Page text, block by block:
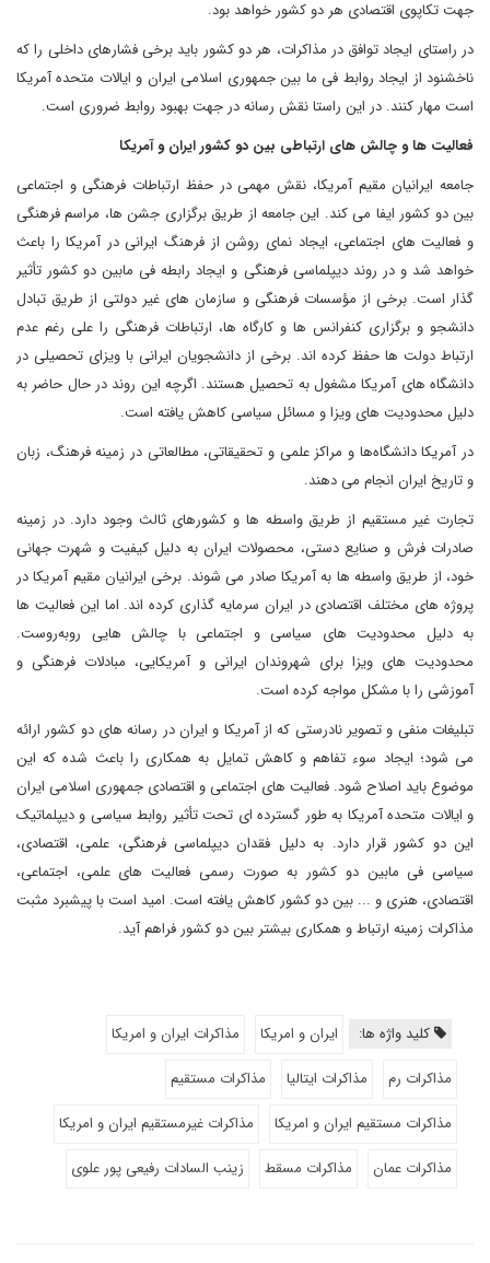
جهت تکاپوی اقتصادی هر دو کشور خواهد بود.
در راستای ایجاد توافق در مذاکرات، هر دو کشور باید برخی فشارهای داخلی را که
ناخشنود از ایجاد روابط فی ما بین جمهوری اسلامی ایران و ایالات متحده آمریکا
است مهار کنند. در این راستا نقش رسانه در جهت بهبود روابط ضروری است.
فعالیت ها و چالش های ارتباطی بین دو کشور ایران و آمریکا
جامعه ایرانیان مقیم آمریکا، نقش مهمی در حفظ ارتباطات فرهنگی و اجتماعی
بین دو کشور ایفا می کند. این جامعه از طریق برگزاری جشن ها، مراسم فرهنگی
و فعالیت های اجتماعی، ایجاد نمای روشن از فرهنگ ایرانی در آمریکا را باعث
خواهد شد و در روند دیپلماسی فرهنگی و ایجاد رابطه فی مابین دو کشور تأثیر
گذار است. برخی از مؤسسات فرهنگی و سازمان های غیر دولتی از طریق تبادل
دانشجو و برگزاری کنفرانس ها و کارگاه ها، ارتباطات فرهنگی را علی رغم عدم
ارتباط دولت ها حفظ کرده اند. برخی از دانشجویان ایرانی با ویزای تحصیلی در
دانشگاه های آمریکا مشغول به تحصیل هستند. اگرچه این روند در حال حاضر به
دلیل محدودیت های ویزا و مسائل سیاسی کاهش یافته است.
در آمریکا دانشگاه‌ها و مراکز علمی و تحقیقاتی، مطالعاتی در زمینه فرهنگ، زبان
و تاریخ ایران انجام می دهند.
تجارت غیر مستقیم از طریق واسطه ها و کشورهای ثالث وجود دارد. در زمینه
صادرات فرش و صنایع دستی، محصولات ایران به دلیل کیفیت و شهرت جهانی
خود، از طریق واسطه ها به آمریکا صادر می شوند. برخی ایرانیان مقیم آمریکا در
پروژه های مختلف اقتصادی در ایران سرمایه گذاری کرده اند. اما این فعالیت ها
به دلیل محدودیت های سیاسی و اجتماعی با چالش هایی روبه‌روست.
محدودیت های ویزا برای شهروندان ایرانی و آمریکایی، مبادلات فرهنگی و
آموزشی را با مشکل مواجه کرده است.
تبلیغات منفی و تصویر نادرستی که از آمریکا و ایران در رسانه های دو کشور ارائه
می شود؛ ایجاد سوء تفاهم و کاهش تمایل به همکاری را باعث شده که این
موضوع باید اصلاح شود. فعالیت های اجتماعی و اقتصادی جمهوری اسلامی ایران
و ایالات متحده آمریکا به طور گسترده ای تحت تأثیر روابط سیاسی و دیپلماتیک
این دو کشور قرار دارد. به دلیل فقدان دیپلماسی فرهنگی، علمی، اقتصادی،
سیاسی فی مابین دو کشور به صورت رسمی فعالیت های علمی، اجتماعی،
اقتصادی، هنری و ... بین دو کشور کاهش یافته است. امید است با پیشبرد مثبت
مذاکرات زمینه ارتباط و همکاری بیشتر بین دو کشور فراهم آید.
کلید واژه ها: ایران و امریکا
مذاکرات ایران و امریکا
مذاکرات رم
مذاکرات ایتالیا
مذاکرات مستقیم
مذاکرات مستقیم ایران و امریکا
مذاکرات غیرمستقیم ایران و امریکا
مذاکرات عمان
مذاکرات مسقط زینب السادات رفیعی‌ پور علوی